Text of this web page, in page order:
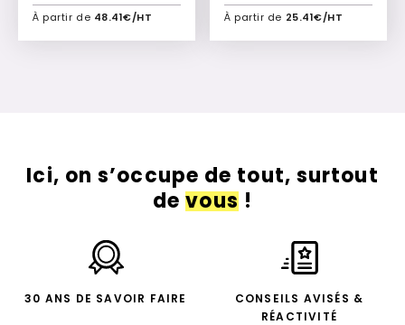
À partir de 48.41€/HT
Ajouter à mon devis
À partir de 25.41€/HT
Ajouter à mon devis
Ici, on s’occupe de tout, surtout
devous!
30 ANS DE SAVOIR FAIRE
CONSEILS AVISÉS &
RÉACTIVITÉ